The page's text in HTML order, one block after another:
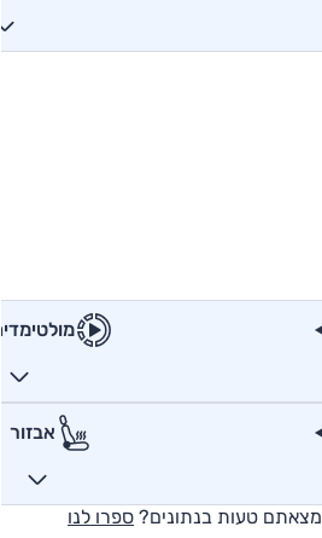
מולטימדיה
אבזור
מצאתם טעות בנתונים? ספרו לנו